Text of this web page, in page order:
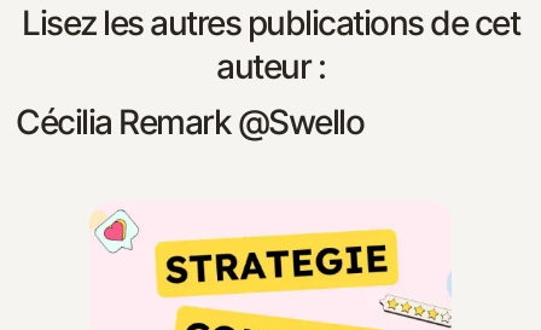
Lisez les autres publications de cet
auteur :
Cécilia Remark @Swello